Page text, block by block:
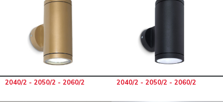
2040/2 - 2050/2 - 2060/2 2040/2 - 2050/2 - 2060/2